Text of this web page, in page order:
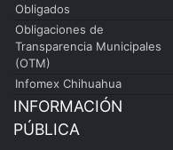
Obligados
Obligaciones de
Transparencia Municipales
(OTM)
Infomex Chihuahua
INFORMACIÓN
PÚBLICA